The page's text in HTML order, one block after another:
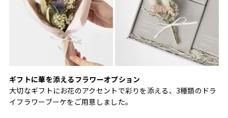
ギフトに華を添えるフラワーオプション
大切なギフトにお花のアクセントで彩りを添える、3種類のドラ
イフラワーブーケをご用意しました。